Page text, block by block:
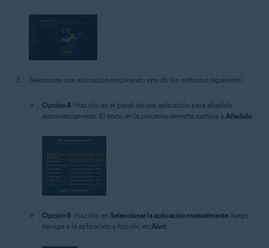
Seleccione una aplicación empleando uno de los métodos siguientes:
Opción A: Haz clic en el panel de una aplicación para añadirla
automáticamente. El texto en la columna derecha cambia a Añadido.
Opción B: Haz clic en Seleccionar la aplicación manualmente , luego
navega a la aplicación y haz clic en Abrir